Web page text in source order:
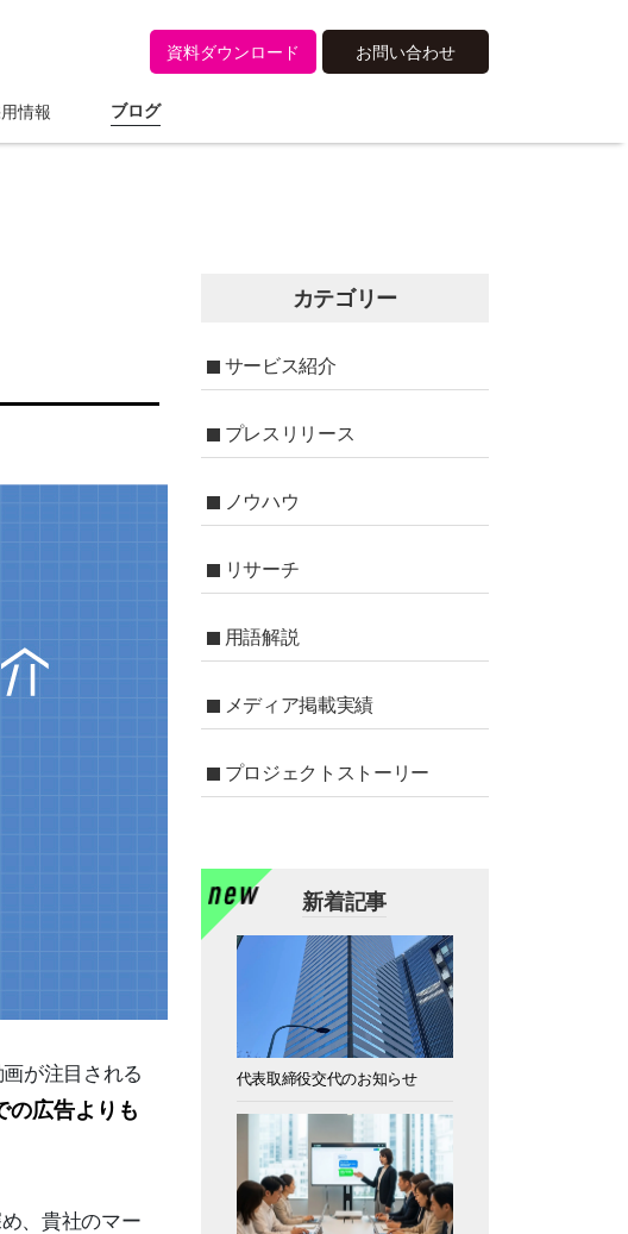
資料ダウンロード お問い合わせ
情報 ブログ
が注目される
の広告よりも
、貴社のマー
カテゴリー
サービス紹介
プレスリリース
ノウハウ
リサーチ
用語解説
メディア掲載実績
プロジェクトストーリー
新着記事
代表取締役交代のお知らせ